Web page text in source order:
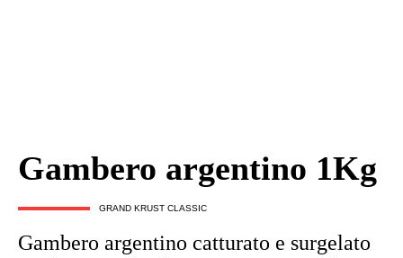
Gambero argentino 1Kg
GRAND KRUST CLASSIC
Gambero argentino catturato e surgelato